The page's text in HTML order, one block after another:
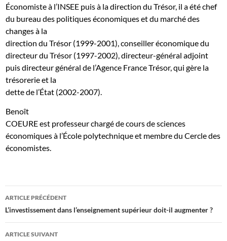
Économiste à l’INSEE puis à la direction du Trésor, il a été chef
du bureau des politiques économiques et du marché des
changes à la
direction du Trésor (1999-2001), conseiller économique du
directeur du Trésor (1997-2002), directeur-général adjoint
puis directeur général de l’Agence France Trésor, qui gère la
trésorerie et la
dette de l’État (2002-2007).
Benoît
COEURE est professeur chargé de cours de sciences
économiques à l’École polytechnique et membre du Cercle des
économistes.
Navigation
des
articles
ARTICLE PRÉCÉDENT
L’investissement dans l’enseignement supérieur doit-il augmenter ?
ARTICLE SUIVANT